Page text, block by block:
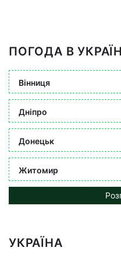
ПОГОДА В
Вінниця
Дніпро
Донецьк
Житомир
УКРАЇНА